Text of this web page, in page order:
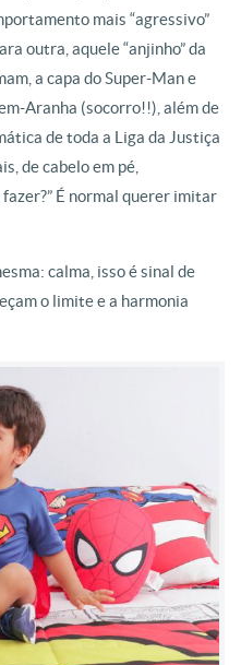
mais “agressivo”
outra, aquele “anjinho” da
a capa do Super-Man e
Aranha (socorro!!), além de
de toda a Liga da Justiça
de cabelo em pé,
É normal querer imitar
calma, isso é sinal de
o limite e a harmonia